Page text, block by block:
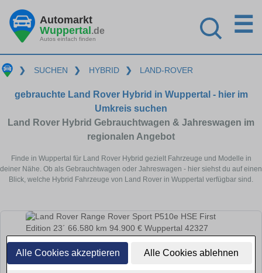
Alle Cookies akzeptieren Alle Cookies ablehnen
Automarkt
Wuppertal.de
Autos einfach finden
☰
❯ SUCHEN ❯ HYBRID ❯ LAND-ROVER
gebrauchte Land Rover Hybrid in Wuppertal - hier im
Umkreis suchen
Land Rover Hybrid Gebrauchtwagen & Jahreswagen im
regionalen Angebot
Finde in Wuppertal für Land Rover Hybrid gezielt Fahrzeuge und Modelle in
deiner Nähe. Ob als Gebrauchtwagen oder Jahreswagen - hier siehst du auf einen
Blick, welche Hybrid Fahrzeuge von Land Rover in Wuppertal verfügbar sind.